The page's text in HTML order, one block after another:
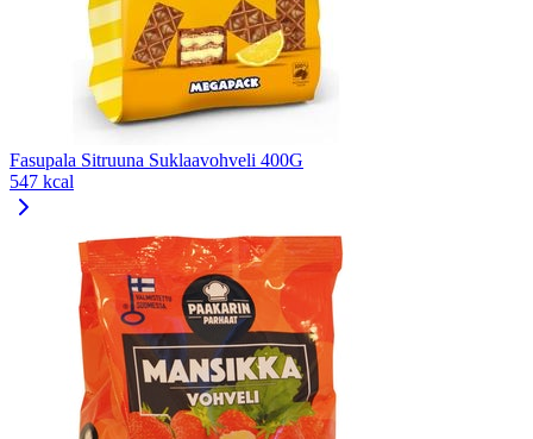
Fasupala Sitruuna Suklaavohveli 400G
547 kcal